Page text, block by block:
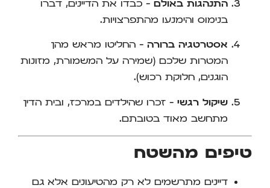
התנהגות באולם – כבדו את הדיינים, דברו
בנימוס והימנעו מהתפרצויות.
אסטרטגיה ברורה – החליטו מראש מהן
המטרות שלכם (שמירה על המשמורת, מזונות
הוגנים, חלוקת רכוש).
שיקול רגשי – זכרו שהילדים במרכז, ובית הדין
מתחשב מאוד בטובתם.
טיפים מהשטח
דיינים מתרשמים לא רק מהטיעונים אלא גם